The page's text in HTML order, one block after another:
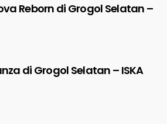
Reborn di Grogol Selatan –
di Grogol Selatan – ISKA